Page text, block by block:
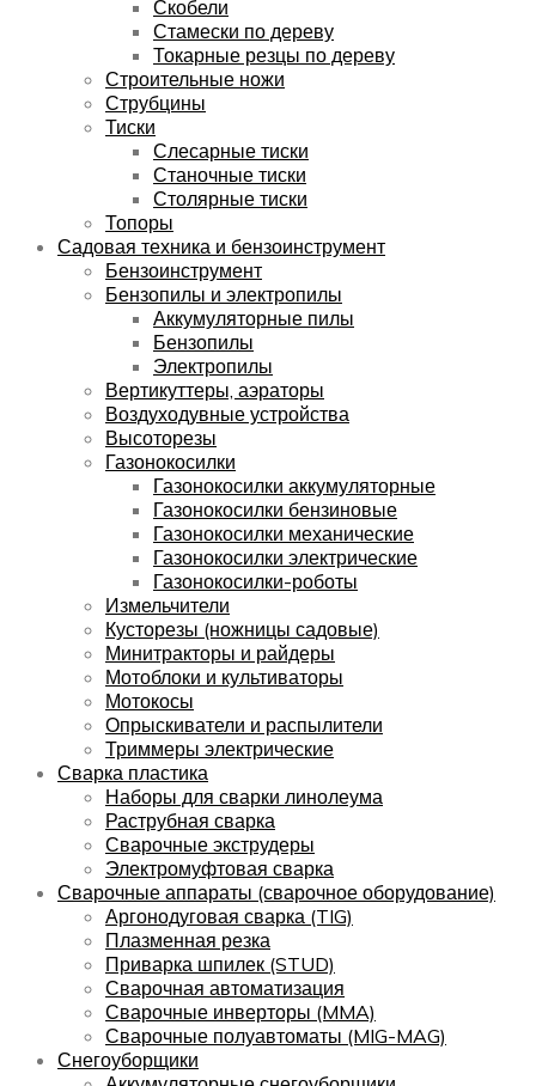
Скобели
Стамески по дереву
Токарные резцы по дереву
Строительные ножи
Струбцины
Тиски
Слесарные тиски
Станочные тиски
Столярные тиски
Топоры
Садовая техника и бензоинструмент
Бензоинструмент
Бензопилы и электропилы
Аккумуляторные пилы
Бензопилы
Электропилы
Вертикуттеры, аэраторы
Воздуходувные устройства
Высоторезы
Газонокосилки
Газонокосилки аккумуляторные
Газонокосилки бензиновые
Газонокосилки механические
Газонокосилки электрические
Газонокосилки-роботы
Измельчители
Кусторезы (ножницы садовые)
Минитракторы и райдеры
Мотоблоки и культиваторы
Мотокосы
Опрыскиватели и распылители
Триммеры электрические
Сварка пластика
Наборы для сварки линолеума
Раструбная сварка
Сварочные экструдеры
Электромуфтовая сварка
Сварочные аппараты (сварочное оборудование)
Аргонодуговая сварка (TIG)
Плазменная резка
Приварка шпилек (STUD)
Сварочная автоматизация
Сварочные инверторы (MMA)
Сварочные полуавтоматы (MIG-MAG)
Снегоуборщики